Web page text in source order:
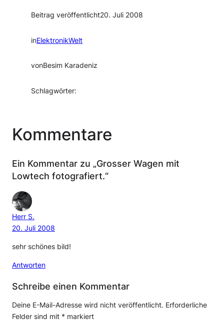
Beitrag veröffentlicht20. Juli 2008
inElektronikWelt
vonBesim Karadeniz
Schlagwörter:
Kommentare
Ein Kommentar zu „Grosser Wagen mit
Lowtech fotografiert.“
Herr S.
20. Juli 2008
sehr schönes bild!
Antworten
Schreibe einen Kommentar
Deine E-Mail-Adresse wird nicht veröffentlicht. Erforderliche
Felder sind mit * markiert